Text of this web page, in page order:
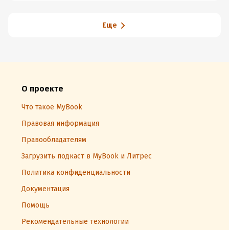
Еще
О проекте
Что такое MyBook
Правовая информация
Правообладателям
Загрузить подкаст в MyBook и Литрес
Политика конфиденциальности
Документация
Помощь
Рекомендательные технологии